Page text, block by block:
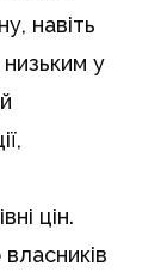
навіть
у
цін.